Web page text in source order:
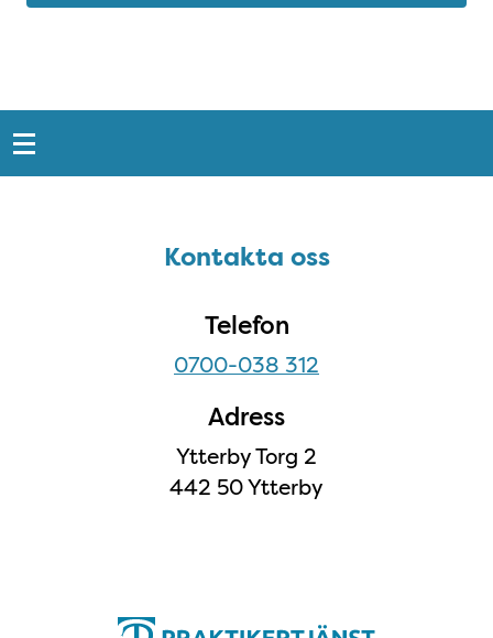
Snabblänkar
Kontakta ossKontakta oss
Telefon
0700-038 312
Adress
Ytterby Torg 2
442 50 Ytterby